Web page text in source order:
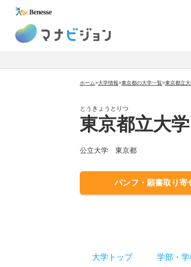
ホーム>大学情報>東京都の大学一覧>東京都立
とうきょうとりつ
東京都立大学
公立大学 東京都
パンフ・願書取り寄
大学トップ 学部 ・ 学